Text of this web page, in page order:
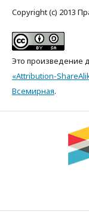
Copyright (c) 2013
Это произведение
«Attribution-
Всемирная.